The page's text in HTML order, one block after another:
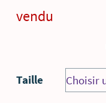
vendu
Taille